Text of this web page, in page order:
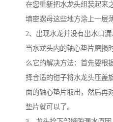
在您重新把水龙头组装起来
填密螺母这些地方涂上一
2、出现水龙并没有出水口漏
当水龙头内的轴心垫片磨损
么它的解决方法：首先要根
择合适的钳子将水龙头压盖
面的轴心垫片取出，然后再
垫片就可以了。